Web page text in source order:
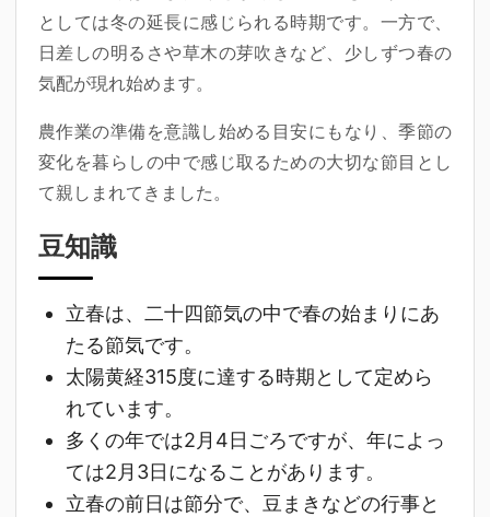
としては冬の延長に感じられる時期です。一方で、
日差しの明るさや草木の芽吹きなど、少しずつ春の
気配が現れ始めます。
農作業の準備を意識し始める目安にもなり、季節の
変化を暮らしの中で感じ取るための大切な節目とし
て親しまれてきました。
豆知識
立春は、二十四節気の中で春の始まりにあ
たる節気です。
太陽黄経315度に達する時期として定めら
れています。
多くの年では2月4日ごろですが、年によっ
ては2月3日になることがあります。
立春の前日は節分で、豆まきなどの行事と